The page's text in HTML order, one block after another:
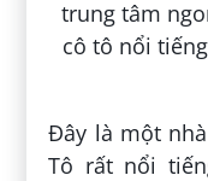
Đây là một
Tô rất nổi